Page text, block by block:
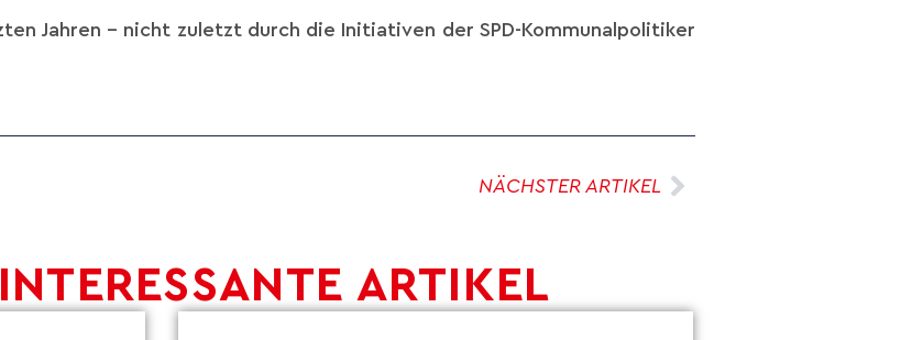
Jahren – nicht zuletzt durch die Initiativen der SPD-Kommunalpolitiker
NÄCHSTER ARTIKEL
ARTIKEL